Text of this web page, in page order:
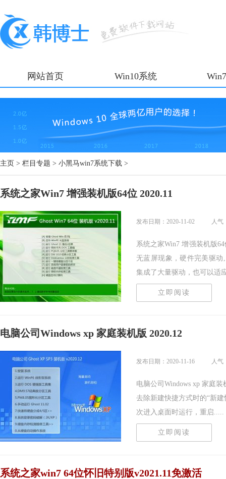
网站首页 Win10系统
主页 > 栏目专题 > 小黑马win7系统下载 >
系统之家Win7 增强装机版64位 2020.11
发布日期：2020-11-02 人气
系统之家Win7 增强装机版
无蓝屏现象，硬件完美驱
集成了大量驱动，也可以适
立即阅读
电脑公司Windows xp 家庭装机版 2020.12
发布日期：2020-11-16 人气
电脑公司Windows xp 家庭
去除新建快捷方式时的“新
次进入桌面时运行，重启.....
立即阅读
系统之家win7 64位怀旧特别版v2021.11免激活